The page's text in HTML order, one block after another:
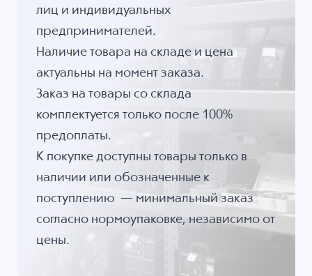
лиц и индивидуальных
предпринимателей.
Наличие товара на складе и цена
актуальны на момент заказа.
Заказ на товары со склада
комплектуется только после 100%
предоплаты.
К покупке доступны товары только в
наличии или обозначенные к
поступлению — минимальный заказ
согласно нормоупаковке, независимо от
цены.